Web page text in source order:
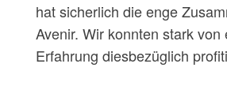
hat sicherlich die enge
Avenir. Wir konnten stark von
Erfahrung diesbezüglich